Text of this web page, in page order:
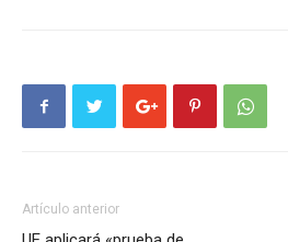
Artículo anterior